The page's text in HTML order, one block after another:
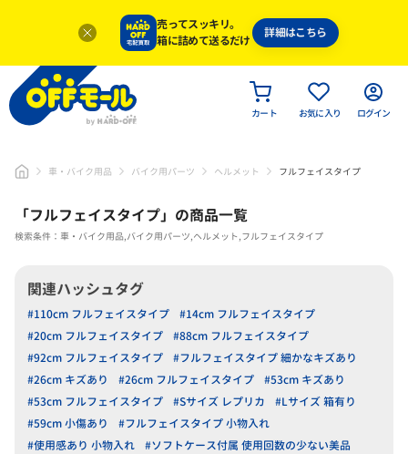
売ってスッキリ。
箱に詰めて送るだけ
詳細はこちら
カート お気に入り ログイン
車・バイク用品 バイク用パーツ ヘルメット フルフェイスタイプ
「フルフェイスタイプ」 の商品一覧
検索条件：車・バイク用品,バイク用パーツ,ヘルメット,フルフェイスタイプ
関連ハッシュタグ
#110cm フルフェイスタイプ
#14cm フルフェイスタイプ
#20cm フルフェイスタイプ
#88cm フルフェイスタイプ
#92cm フルフェイスタイプ
#フルフェイスタイプ 細かなキズあり
#26cm キズあり
#26cm フルフェイスタイプ
#53cm キズあり
#53cm フルフェイスタイプ
#Sサイズ レプリカ
#Lサイズ 箱有り
#59cm 小傷あり
#フルフェイスタイプ 小物入れ
#使用感あり 小物入れ
#ソフトケース付属 使用回数の少ない美品